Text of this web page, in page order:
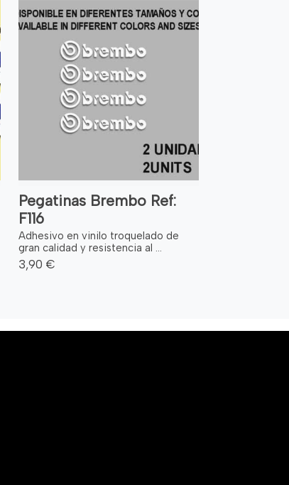
Pegatinas Brembo Ref:
F116
Adhesivo en vinilo troquelado de
gran calidad y resistencia al ...
3,90 €